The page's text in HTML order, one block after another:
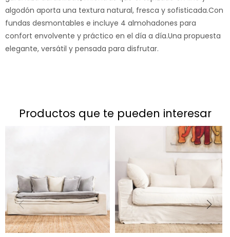
algodón aporta una textura natural, fresca y sofisticada.Con
fundas desmontables e incluye 4 almohadones para
confort envolvente y práctico en el día a día.Una propuesta
elegante, versátil y pensada para disfrutar.
productos que te pueden interesar